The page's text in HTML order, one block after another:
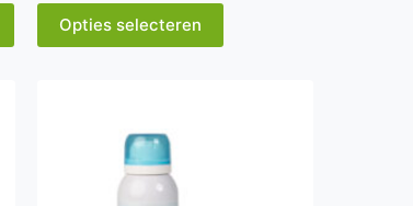
Opties selecteren
Dit
product
heeft